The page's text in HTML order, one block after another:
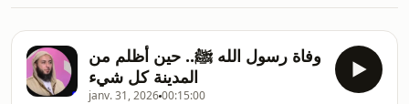
وفاة رسول الله ﷺ.. حين أظلم من
المدينة كل شيء
janv. 31, 202600:15:00